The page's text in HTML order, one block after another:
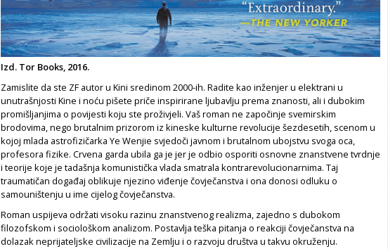
Izd. Tor Books, 2016.
Zamislite da ste ZF autor u Kini sredinom 2000-ih. Radite kao inženjer u elektrani u
unutrašnjosti Kine i noću pišete priče inspirirane ljubavlju prema znanosti, ali i dubokim
promišljanjima o povijesti koju ste proživjeli. Vaš roman ne započinje svemirskim
brodovima, nego brutalnim prizorom iz kineske kulturne revolucije šezdesetih, scenom u
kojoj mlada astrofizičarka Ye Wenjie svjedoči javnom i brutalnom ubojstvu svoga oca,
profesora fizike. Crvena garda ubila ga je jer je odbio osporiti osnovne znanstvene tvrdnje
i teorije koje je tadašnja komunistička vlada smatrala kontrarevolucionarnima. Taj
traumatičan događaj oblikuje njezino viđenje čovječanstva i ona donosi odluku o
samouništenju u ime cijelog čovječanstva.
Roman uspijeva održati visoku razinu znanstvenog realizma, zajedno s dubokom
filozofskom i sociološkom analizom. Postavlja teška pitanja o reakciji čovječanstva na
dolazak neprijateljske civilizacije na Zemlju i o razvoju društva u takvu okruženju.